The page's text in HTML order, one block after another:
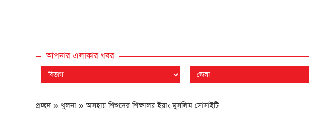
আপনার এলাকার খবর
প্রচ্ছদ » খুলনা »অসহায় শিশুদের শিক্ষালয় ইয়াং মুসলিম সোসাইটি